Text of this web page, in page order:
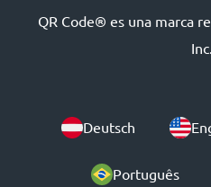
QR Code® es una marca
Inc.
Deutsch
Português